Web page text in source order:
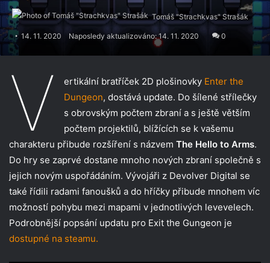
Tomáš "Strachkvas" Strašák
14. 11. 2020 Naposledy aktualizováno: 14. 11. 2020 0
V ertikální bratříček 2D plošinovky Enter the
Dungeon, dostává update. Do šílené střílečky
s obrovským počtem zbraní a s ještě větším
počtem projektilů, blížících se k vašemu
charakteru přibude rozšíření s názvem The Hello to Arms.
Do hry se zaprvé dostane mnoho nových zbraní společně s
jejich novým uspořádáním. Vývojáři z Devolver Digital se
také řídili radami fanoušků a do hříčky přibude mnohem víc
možností pohybu mezi mapami v jednotlivých levevelech.
Podrobnější popsání updatu pro Exit the Gungeon je
dostupné na steamu.